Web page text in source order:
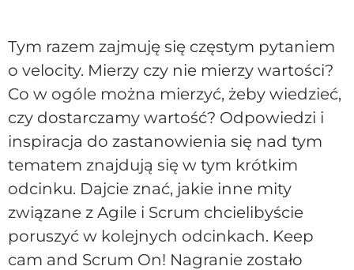
Tym razem zajmuję się częstym pytaniem
o velocity. Mierzy czy nie mierzy wartości?
Co w ogóle można mierzyć, żeby wiedzieć,
czy dostarczamy wartość? Odpowiedzi i
inspiracja do zastanowienia się nad tym
tematem znajdują się w tym krótkim
odcinku. Dajcie znać, jakie inne mity
związane z Agile i Scrum chcielibyście
poruszyć w kolejnych odcinkach. Keep
cam and Scrum On! Nagranie zostało